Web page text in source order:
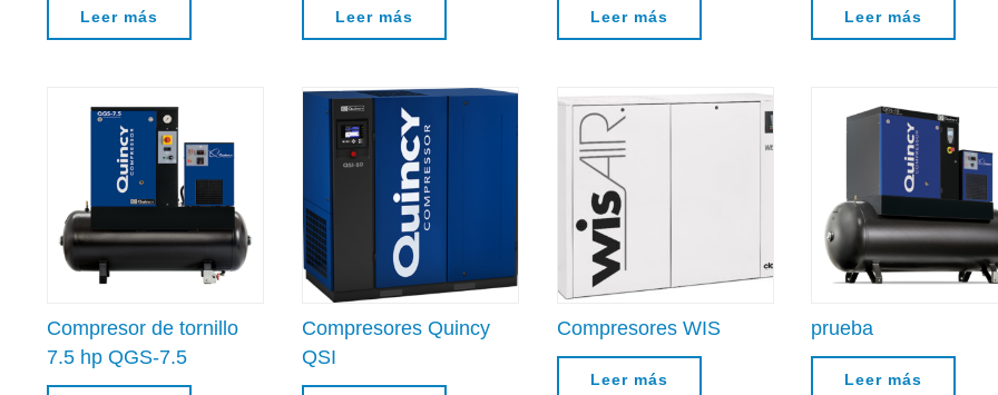
Leer más Leer más Leer más Leer más
Compresor de tornillo
7.5 hp QGS-7.5
Compresores Quincy
QSI
Compresores WIS
Leer más
prueba
Leer más